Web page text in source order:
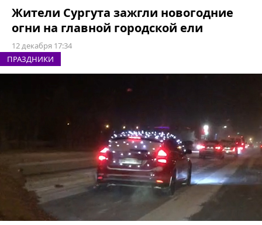
Жители Сургута зажгли новогодние
огни на главной городской ели
12 декабря 17:34
ПРАЗДНИКИ